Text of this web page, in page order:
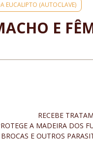
EUCALIPTO (AUTOCLAVE)
E
EM
A MADEIRA DOS
E OUTROS